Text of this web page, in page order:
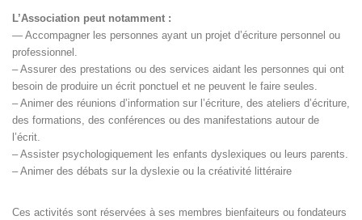
L’Association peut notamment :
— Accompagner les personnes ayant un projet d’écriture personnel ou
professionnel.
– Assurer des prestations ou des services aidant les personnes qui ont
besoin de produire un écrit ponctuel et ne peuvent le faire seules.
– Animer des réunions d’information sur l’écriture, des ateliers d’écriture,
des formations, des conférences ou des manifestations autour de
l’écrit.
– Assister psychologiquement les enfants dyslexiques ou leurs parents.
– Animer des débats sur la dyslexie ou la créativité littéraire
Ces activités sont réservées à ses membres bienfaiteurs ou fondateurs